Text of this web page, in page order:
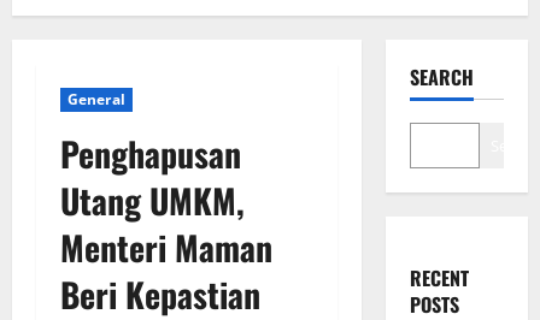
General
Penghapusan
Utang UMKM,
Menteri Maman
Beri Kepastian
SEARCH
RECENT
POSTS